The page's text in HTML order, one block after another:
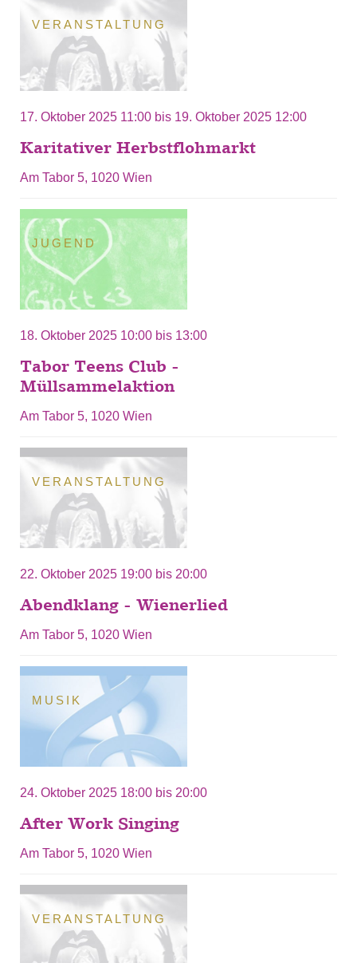
VERANSTALTUNG
17. Oktober 2025 11:00 bis 19. Oktober 2025 12:00
Karitativer Herbstflohmarkt
Am Tabor 5, 1020 Wien
JUGEND
18. Oktober 2025 10:00 bis 13:00
Tabor Teens Club -
Müllsammelaktion
Am Tabor 5, 1020 Wien
VERANSTALTUNG
22. Oktober 2025 19:00 bis 20:00
Abendklang - Wienerlied
Am Tabor 5, 1020 Wien
MUSIK
24. Oktober 2025 18:00 bis 20:00
After Work Singing
Am Tabor 5, 1020 Wien
VERANSTALTUNG